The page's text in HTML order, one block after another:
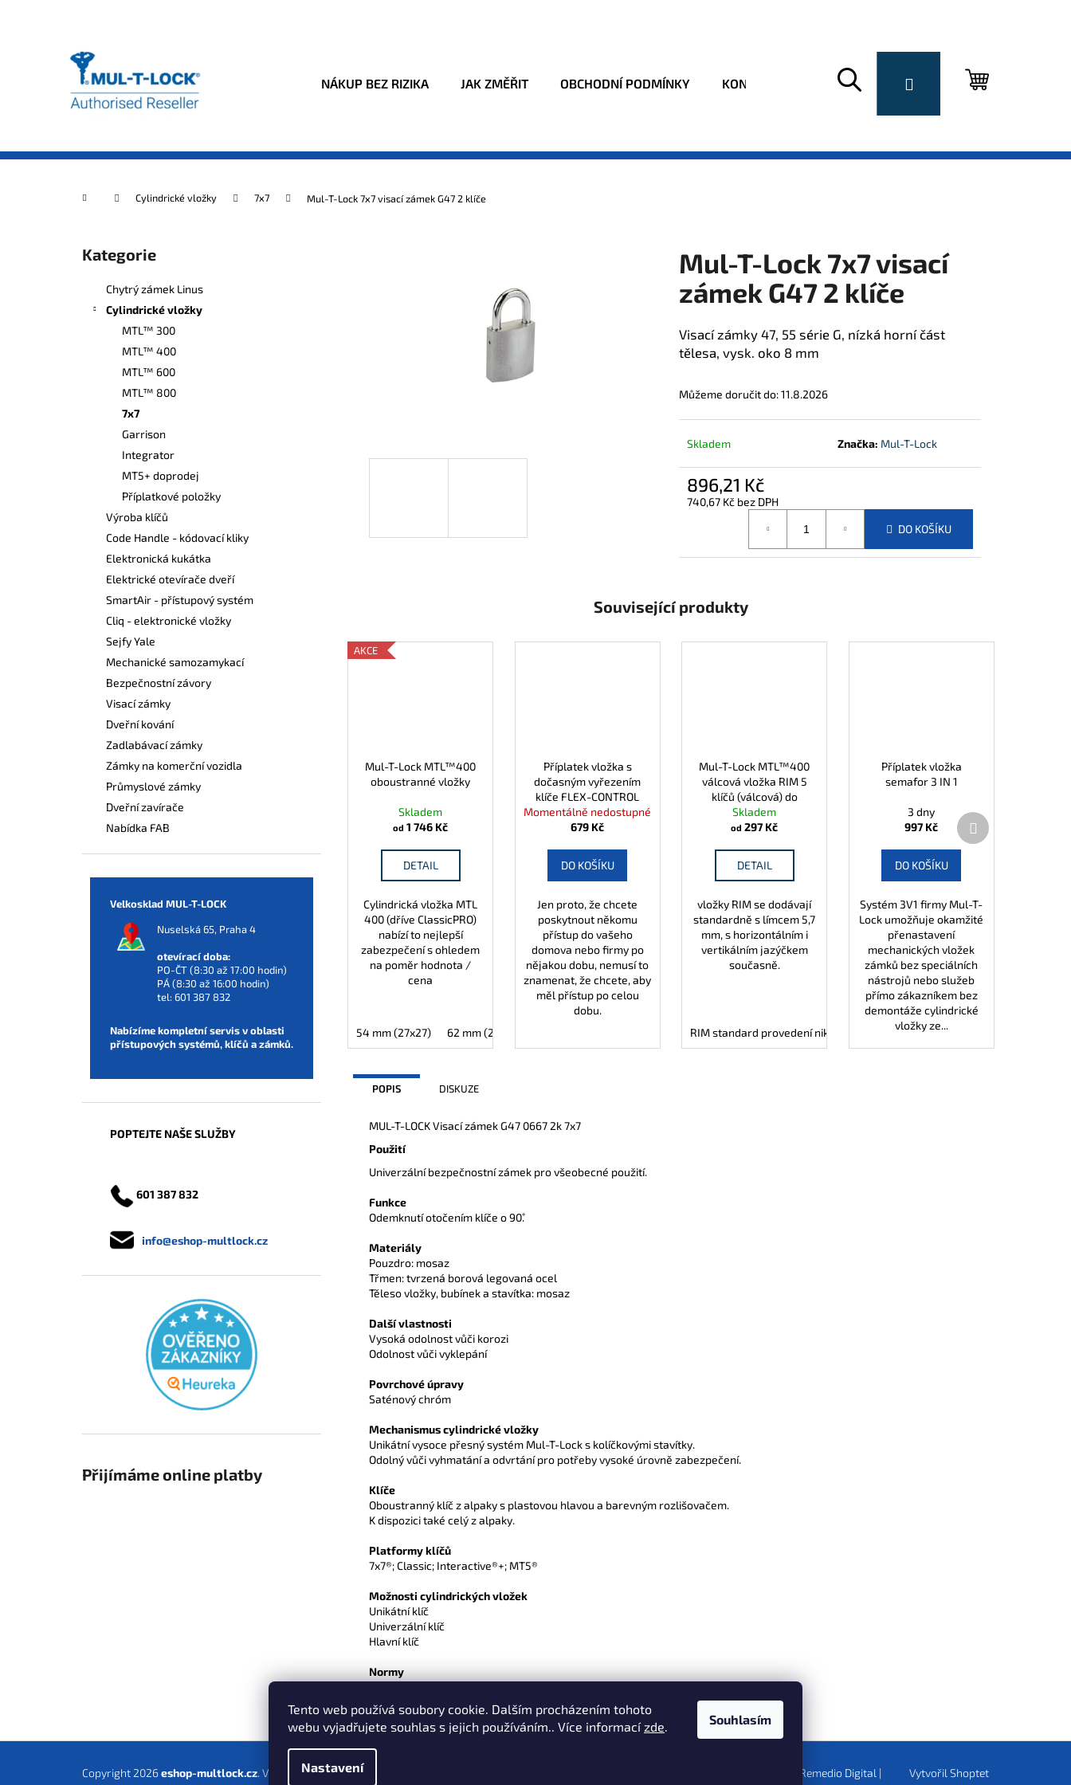
Tento web používá soubory cookie. Dalším procházením tohoto
webu vyjadřujete souhlas s jejich používáním.. Více informacízde.
Nastavení
Souhlasím
NÁKUP BEZ RIZIKA JAK ZMĚŘIT OBCHODNÍ PODMÍNKY KONTAKT Hledat PřihlášeníNákupní
košík
Domů Cylindrické vložky 7x7 Mul-T-Lock 7x7 visací zámek G47 2 klíče
Přeskočit
kategorie
Kategorie
Chytrý zámek Linus
Cylindrické vložky
MTL™ 300
MTL™ 400
MTL™ 600
MTL™ 800
7x7
Garrison
Integrator
MT5+ doprodej
Příplatkové položky
Výroba klíčů
Code Handle - kódovací kliky
Elektronická kukátka
Elektrické otevírače dveří
SmartAir - přístupový systém
Cliq - elektronické vložky
Sejfy Yale
Mechanické samozamykací
Bezpečnostní závory
Visací zámky
Dveřní kování
Zadlabávací zámky
Zámky na komerční vozidla
Průmyslové zámky
Dveřní zavírače
Nabídka FAB
Velkosklad MUL-T-LOCK
Nuselská 65, Praha 4
otevírací doba:
PO-ČT (8:30 až 17:00 hodin)
PÁ (8:30 až 16:00 hodin)
tel: 601 387 832
Nabízíme kompletní servis v oblasti
přístupových systémů, klíčů a zámků.
POPTEJTE NAŠE SLUŽBY
601 387 832
info@eshop-multlock.cz
Přijímáme online platby
Mul-T-Lock 7x7 visací
zámek G47 2 klíče
Visací zámky 47, 55 série G, nízká horní část
tělesa, vysk. oko 8 mm
Můžeme doručit do:11.8.2026
Skladem Značka: Mul-T-Lock
896,21 Kč
740,67 Kč bez DPH
DO KOŠÍKU
Související produkty
AKCE
Mul-T-Lock MTL™400
oboustranné vložky
Skladem
od 1 746 Kč
DETAIL
Cylindrická vložka MTL
400 (dříve ClassicPRO)
nabízí to nejlepší
zabezpečení s ohledem
na poměr hodnota /
cena
54 mm (27x27) 62 mm (27x35) 65 mm (30x35) 66 mm (33x33) 66 mm (31x35) 67 mm (27x40)
Příplatek vložka s
dočasným vyřezením
klíče FLEX-CONTROL
Momentálně nedostupné
679 Kč
DO KOŠÍKU
Jen proto, že chcete
poskytnout někomu
přístup do vašeho
domova nebo firmy po
nějakou dobu, nemusí to
znamenat, že chcete, aby
měl přístup po celou
dobu.
Mul-T-Lock MTL™400
válcová vložka RIM 5
klíčů (válcová) do
přídavného zámku
Skladem
od 297 Kč
DETAIL
vložky RIM se dodávají
standardně s límcem 5,7
mm, s horizontálním i
vertikálním jazýčkem
současně.
RIM standard provedení nikl chrom Límec 8,9 mm pro RIM
Příplatek vložka
semafor 3 IN 1
3 dny
997 Kč
DO KOŠÍKU
Systém 3V1 firmy Mul-T-
Lock umožňuje okamžité
přenastavení
mechanických vložek
zámků bez speciálních
nástrojů nebo služeb
přímo zákazníkem bez
demontáže cylindrické
vložky ze...
Další
produkt
POPIS DISKUZE
MUL-T-LOCK Visací zámek G47 0667 2k 7x7
Použití
Univerzální bezpečnostní zámek pro všeobecné použití.
Funkce
Odemknutí otočením klíče o 90˚.
Materiály
Pouzdro: mosaz
Třmen: tvrzená borová legovaná ocel
Těleso vložky, bubínek a stavítka: mosaz
Další vlastnosti
Vysoká odolnost vůči korozi
Odolnost vůči vyklepání
Povrchové úpravy
Saténový chróm
Mechanismus cylindrické vložky
Unikátní vysoce přesný systém Mul-T-Lock s kolíčkovými stavítky.
Odolný vůči vyhmatání a odvrtání pro potřeby vysoké úrovně zabezpečení.
Klíče
Oboustranný klíč z alpaky s plastovou hlavou a barevným rozlišovačem.
K dispozici také celý z alpaky.
Platformy klíčů
7x7®; Classic; Interactive®+; MT5®
Možnosti cylindrických vložek
Unikátní klíč
Univerzální klíč
Hlavní klíč
Normy
2 klíče v balení.
Co potřebujete najít?
HLEDAT
Remedio Digital | Vytvořil Shoptet
Copyright 2026eshop-multlock.cz. Všechna práva vyhrazena.